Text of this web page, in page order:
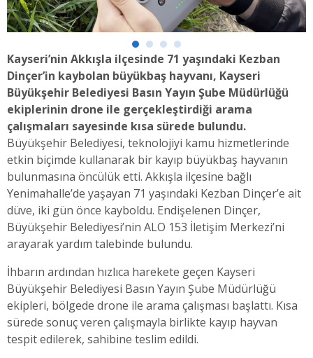
Kayseri’nin Akkışla ilçesinde 71 yaşındaki Kezban
Dinçer’in kaybolan büyükbaş hayvanı, Kayseri
Büyükşehir Belediyesi Basın Yayın Şube Müdürlüğü
ekiplerinin drone ile gerçekleştirdiği arama
çalışmaları sayesinde kısa sürede bulundu.
Büyükşehir Belediyesi, teknolojiyi kamu hizmetlerinde
etkin biçimde kullanarak bir kayıp büyükbaş hayvanın
bulunmasına öncülük etti. Akkışla ilçesine bağlı
Yenimahalle’de yaşayan 71 yaşındaki Kezban Dinçer’e ait
düve, iki gün önce kayboldu. Endişelenen Dinçer,
Büyükşehir Belediyesi’nin ALO 153 İletişim Merkezi’ni
arayarak yardım talebinde bulundu.
İhbarın ardından hızlıca harekete geçen Kayseri
Büyükşehir Belediyesi Basın Yayın Şube Müdürlüğü
ekipleri, bölgede drone ile arama çalışması başlattı. Kısa
sürede sonuç veren çalışmayla birlikte kayıp hayvan
tespit edilerek, sahibine teslim edildi.